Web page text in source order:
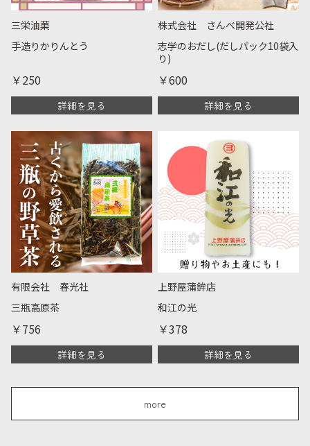
三栄油菓
手造りかりんとう
￥250
詳細を見る
株式会社 さんべ開発公社
志学のおだし(だしパック10袋入
り)
￥600
詳細を見る
有限会社 春光社
三瓶高原茶
￥756
詳細を見る
上野屋蒲鉾店
和江の光
￥378
詳細を見る
more